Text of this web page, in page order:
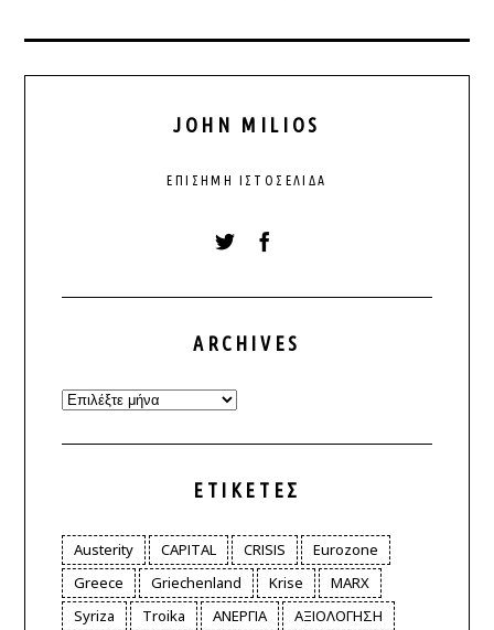
JOHN MILIOS
ΕΠΊΣΗΜΗ ΙΣΤΟΣΕΛΊΔΑ
ARCHIVES
Archives
ΕΤΙΚΈΤΕΣ
Austerity CAPITAL CRISIS
Eurozone
Greece
Griechenland Krise
MARX
Syriza
Troika ΑΝΕΡΓΙΑ
ΑΞΙΟΛΟΓΗΣΗ